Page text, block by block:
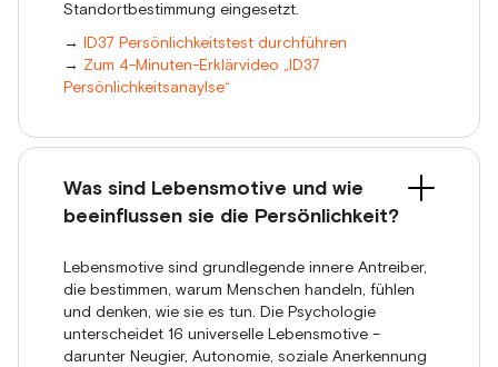
Standortbestimmung eingesetzt.
→ ID37 Persönlichkeitstest durchführen
→ Zum 4-Minuten-Erklärvideo „ID37
Persönlichkeitsanaylse“
Was sind Lebensmotive und wie
beeinflussen sie die Persönlichkeit?
Lebensmotive sind grundlegende innere Antreiber,
die bestimmen, warum Menschen handeln, fühlen
und denken, wie sie es tun. Die Psychologie
unterscheidet 16 universelle Lebensmotive –
darunter Neugier, Autonomie, soziale Anerkennung